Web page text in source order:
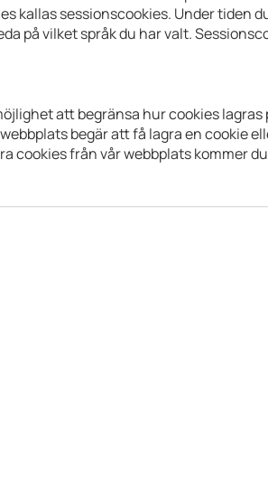
kallas sessionscookies. Under tiden
på vilket språk du har valt.
att begränsa hur cookies
begär att få lagra en cookie
cookies från vår webbplats kommer